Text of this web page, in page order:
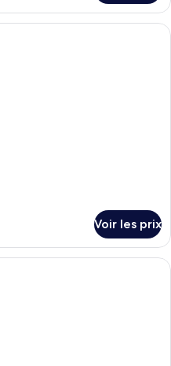
Une chambre d’hôtel moderne
Voir les prix
Une chambre d’hôtel moderne